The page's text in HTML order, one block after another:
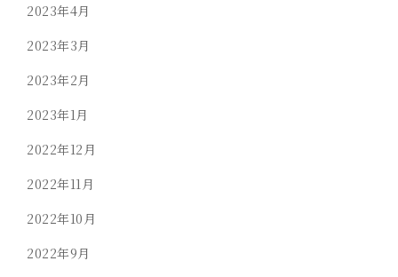
2023年4月
2023年3月
2023年2月
2023年1月
2022年12月
2022年11月
2022年10月
2022年9月